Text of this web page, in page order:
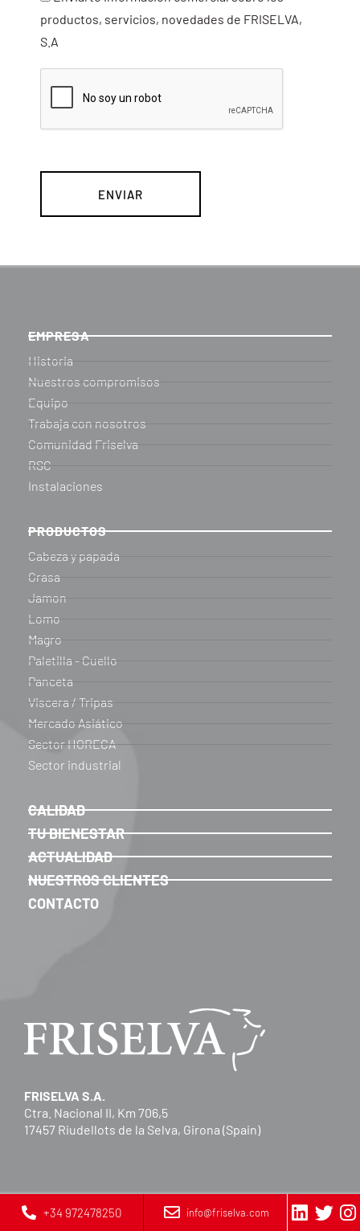
productos, servicios, novedades de FRISELVA,
S.A
FRISELVA S.A.
Ctra. Nacional II, Km 706,5
17457 Riudellots de la Selva, Girona (Spain)
EMPRESA
Historia
Nuestros compromisos
Equipo
Trabaja con nosotros
Comunidad Friselva
RSC
Instalaciones
PRODUCTOS
Cabeza y papada
Grasa
Jamon
Lomo
Magro
Paletilla - Cuello
Panceta
Viscera / Tripas
Mercado Asiático
Sector HORECA
Sector industrial
CALIDAD
TU BIENESTAR
ACTUALIDAD
NUESTROS CLIENTES
CONTACTO
+34 972478250 info@friselva.com